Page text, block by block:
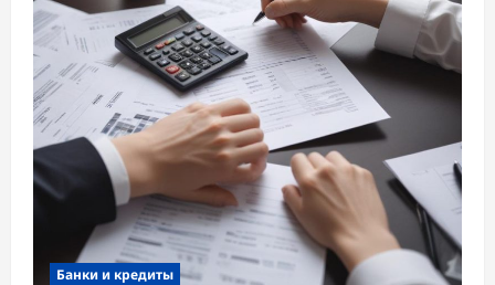
Банки и кредиты